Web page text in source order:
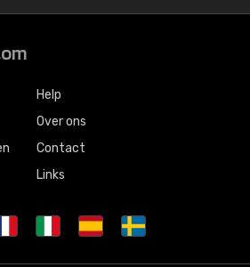
Help
Over ons
Contact
Links